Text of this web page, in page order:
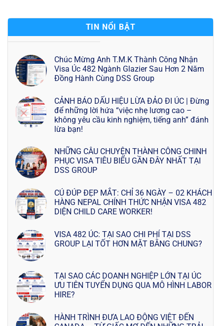
TIN NỔI BẬT
Chúc Mừng Anh T.M.K Thành Công Nhận
Visa Úc 482 Ngành Glazier Sau Hơn 2 Năm
Đồng Hành Cùng DSS Group
CẢNH BÁO DẤU HIỆU LỪA ĐẢO ĐI ÚC | Đừng
để những lời hứa “việc nhẹ lương cao –
không yêu cầu kinh nghiệm, tiếng anh” đánh
lừa bạn!
NHỮNG CÂU CHUYỆN THÀNH CÔNG CHINH
PHỤC VISA TIÊU BIỂU GẦN ĐÂY NHẤT TẠI
DSS GROUP
CÚ ĐÚP ĐẸP MẮT: CHỈ 36 NGÀY – 02 KHÁCH
HÀNG NEPAL CHÍNH THỨC NHẬN VISA 482
DIỆN CHILD CARE WORKER!
VISA 482 ÚC: TẠI SAO CHI PHÍ TẠI DSS
GROUP LẠI TỐT HƠN MẶT BẰNG CHUNG?
TẠI SAO CÁC DOANH NGHIỆP LỚN TẠI ÚC
ƯU TIÊN TUYỂN DỤNG QUA MÔ HÌNH LABOR
HIRE?
HÀNH TRÌNH ĐƯA LAO ĐỘNG VIỆT ĐẾN